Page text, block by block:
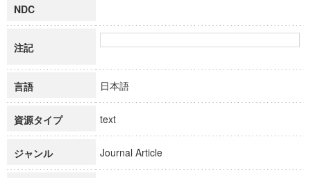
NDC
注記
言語 日本語
資源タイプ text
ジャンル Journal Article